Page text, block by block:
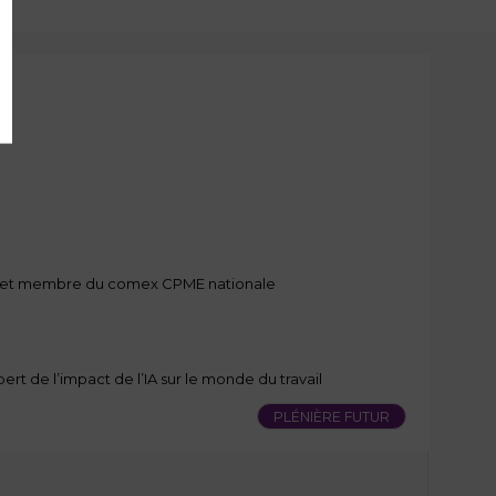
membre du comex CPME nationale
de l’impact de l’IA sur le monde du travail
PLÉNIÈRE FUTUR